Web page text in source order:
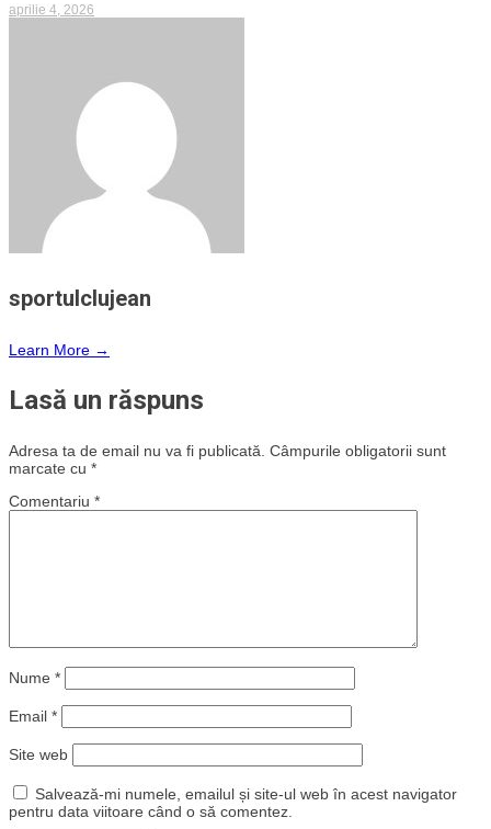
aprilie 4, 2026
sportulclujean
Learn More →
Lasă un răspuns
Adresa ta de email nu va fi publicată. Câmpurile obligatorii sunt
marcate cu *
Comentariu *
Nume *
Email *
Site web
Salvează-mi numele, emailul și site-ul web în acest navigator
pentru data viitoare când o să comentez.